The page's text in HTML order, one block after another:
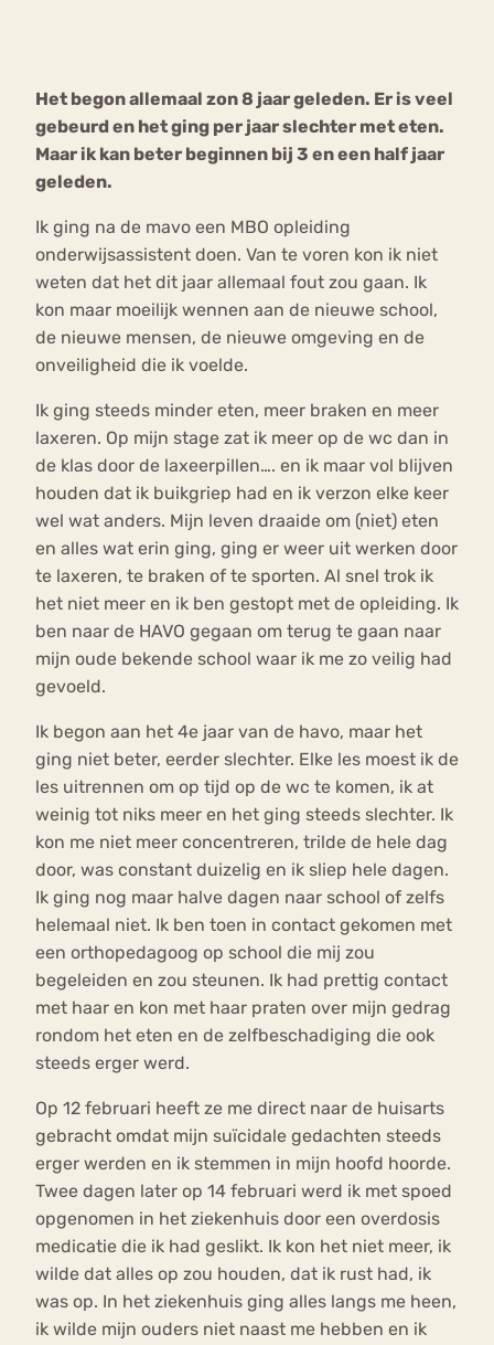
Het begon allemaal zon 8 jaar geleden. Er is veel
gebeurd en het ging per jaar slechter met eten.
Maar ik kan beter beginnen bij 3 en een half jaar
geleden.
Ik ging na de mavo een MBO opleiding
onderwijsassistent doen. Van te voren kon ik niet
weten dat het dit jaar allemaal fout zou gaan. Ik
kon maar moeilijk wennen aan de nieuwe school,
de nieuwe mensen, de nieuwe omgeving en de
onveiligheid die ik voelde.
Ik ging steeds minder eten, meer braken en meer
laxeren. Op mijn stage zat ik meer op de wc dan in
de klas door de laxeerpillen…. en ik maar vol blijven
houden dat ik buikgriep had en ik verzon elke keer
wel wat anders. Mijn leven draaide om (niet) eten
en alles wat erin ging, ging er weer uit werken door
te laxeren, te braken of te sporten. Al snel trok ik
het niet meer en ik ben gestopt met de opleiding. Ik
ben naar de HAVO gegaan om terug te gaan naar
mijn oude bekende school waar ik me zo veilig had
gevoeld.
Ik begon aan het 4e jaar van de havo, maar het
ging niet beter, eerder slechter. Elke les moest ik de
les uitrennen om op tijd op de wc te komen, ik at
weinig tot niks meer en het ging steeds slechter. Ik
kon me niet meer concentreren, trilde de hele dag
door, was constant duizelig en ik sliep hele dagen.
Ik ging nog maar halve dagen naar school of zelfs
helemaal niet. Ik ben toen in contact gekomen met
een orthopedagoog op school die mij zou
begeleiden en zou steunen. Ik had prettig contact
met haar en kon met haar praten over mijn gedrag
rondom het eten en de zelfbeschadiging die ook
steeds erger werd.
Op 12 februari heeft ze me direct naar de huisarts
gebracht omdat mijn suïcidale gedachten steeds
erger werden en ik stemmen in mijn hoofd hoorde.
Twee dagen later op 14 februari werd ik met spoed
opgenomen in het ziekenhuis door een overdosis
medicatie die ik had geslikt. Ik kon het niet meer, ik
wilde dat alles op zou houden, dat ik rust had, ik
was op. In het ziekenhuis ging alles langs me heen,
ik wilde mijn ouders niet naast me hebben en ik
Forum
mia
Nerv
osa
Eetstoornis Anorexia Nervosa
Eetbuien
Orthorexia
Afvallen Angst